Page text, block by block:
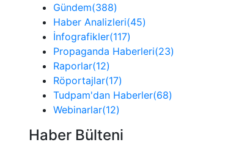
Gündem(388)
Haber Analizleri(45)
İnfografikler(117)
Propaganda Haberleri(23)
Raporlar(12)
Röportajlar(17)
Tudpam'dan Haberler(68)
Webinarlar(12)
Haber Bülteni